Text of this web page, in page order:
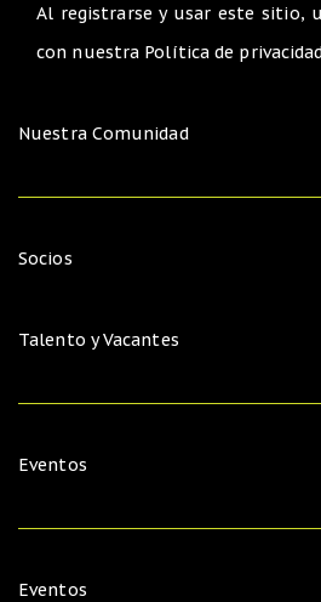
Al registrarse y usar este sitio,
con nuestra Política de
Nuestra Comunidad
Socios
Talento y Vacantes
Eventos
Eventos